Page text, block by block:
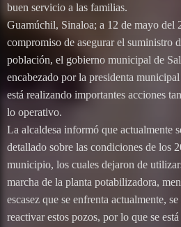
buen servicio a las familias.
Guamúchil, Sinaloa; a 12 de mayo del
compromiso de asegurar el suministro
población, el gobierno municipal de
encabezado por la presidenta
está realizando importantes acciones
lo operativo.
La alcaldesa informó que actualmente
detallado sobre las condiciones de los
municipio, los cuales dejaron de
marcha de la planta potabilizadora,
escasez que se enfrenta actualmente,
reactivar estos pozos, por lo que se